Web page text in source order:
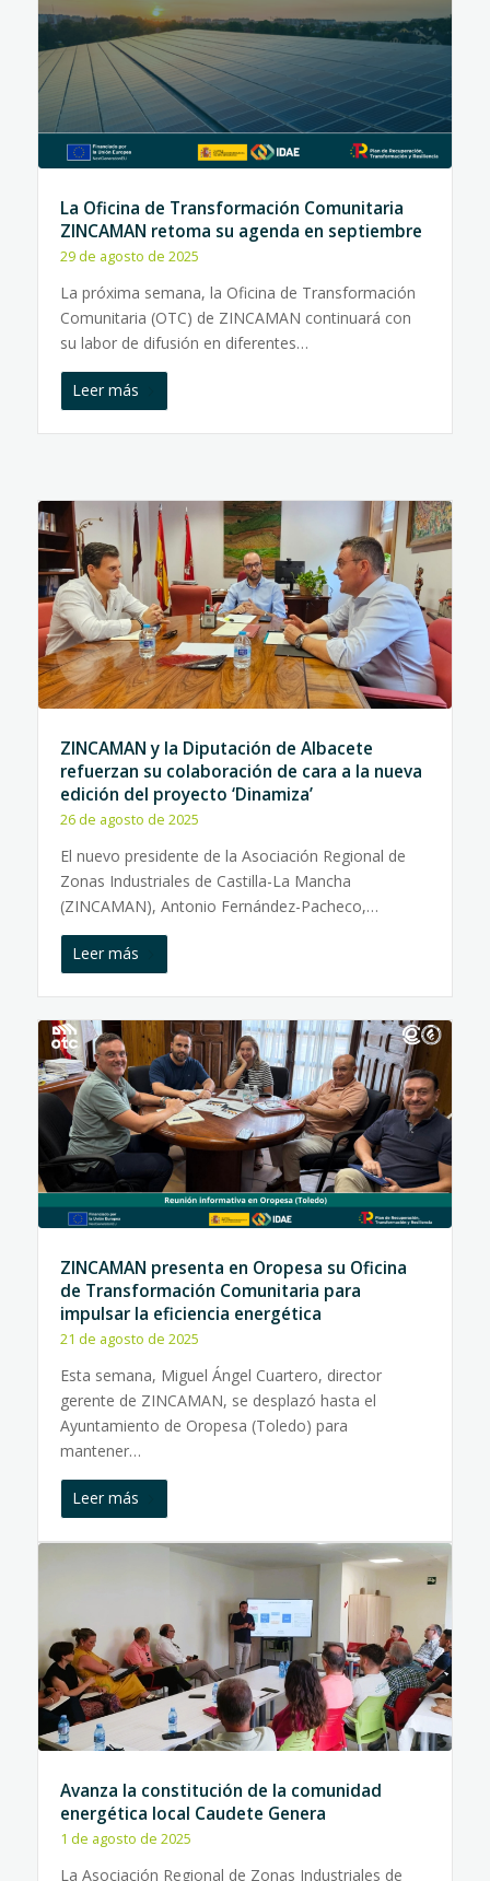
La Oficina de Transformación Comunitaria
ZINCAMAN retoma su agenda en septiembre
29 de agosto de 2025
La próxima semana, la Oficina de Transformación
Comunitaria (OTC) de ZINCAMAN continuará con
su labor de difusión en diferentes…
Leer más
ZINCAMAN y la Diputación de Albacete
refuerzan su colaboración de cara a la nueva
edición del proyecto ‘Dinamiza’
26 de agosto de 2025
El nuevo presidente de la Asociación Regional de
Zonas Industriales de Castilla-La Mancha
(ZINCAMAN), Antonio Fernández-Pacheco,…
Leer más
ZINCAMAN presenta en Oropesa su Oficina
de Transformación Comunitaria para
impulsar la eficiencia energética
21 de agosto de 2025
Esta semana, Miguel Ángel Cuartero, director
gerente de ZINCAMAN, se desplazó hasta el
Ayuntamiento de Oropesa (Toledo) para
mantener…
Leer más
Avanza la constitución de la comunidad
energética local Caudete Genera
1 de agosto de 2025
La Asociación Regional de Zonas Industriales de